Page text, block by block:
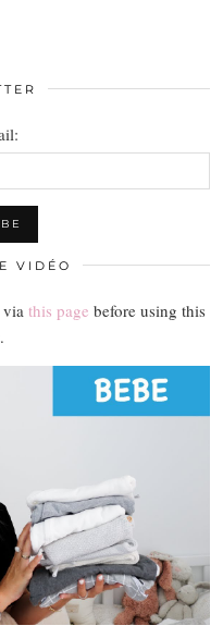
VIDÉO
this page before using this